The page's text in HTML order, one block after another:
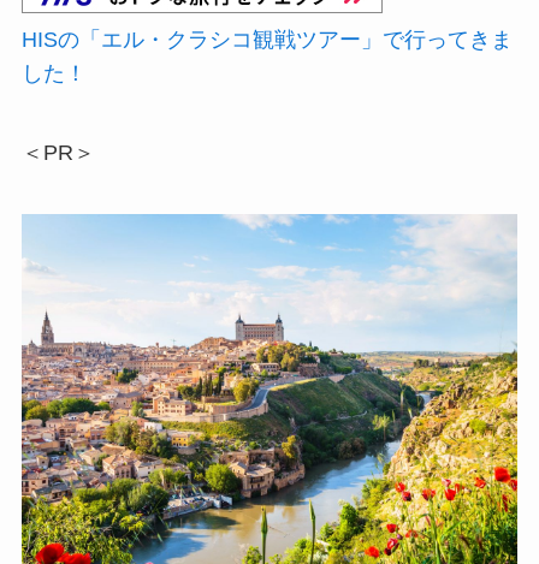
HISの「エル・クラシコ観戦ツアー」で行ってきま
した！
＜PR＞